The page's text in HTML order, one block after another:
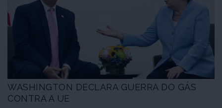
WASHINGTON DECLARA GUERRA DO GÁS
CONTRA A UE